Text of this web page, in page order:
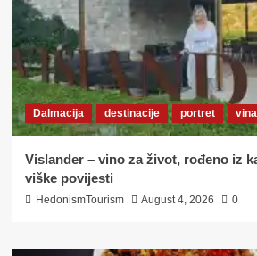
Dalmacija destinacije portret
Vislander – vino za život, rođeno iz
viške povijesti
HedonismTourism August 4, 2026 0